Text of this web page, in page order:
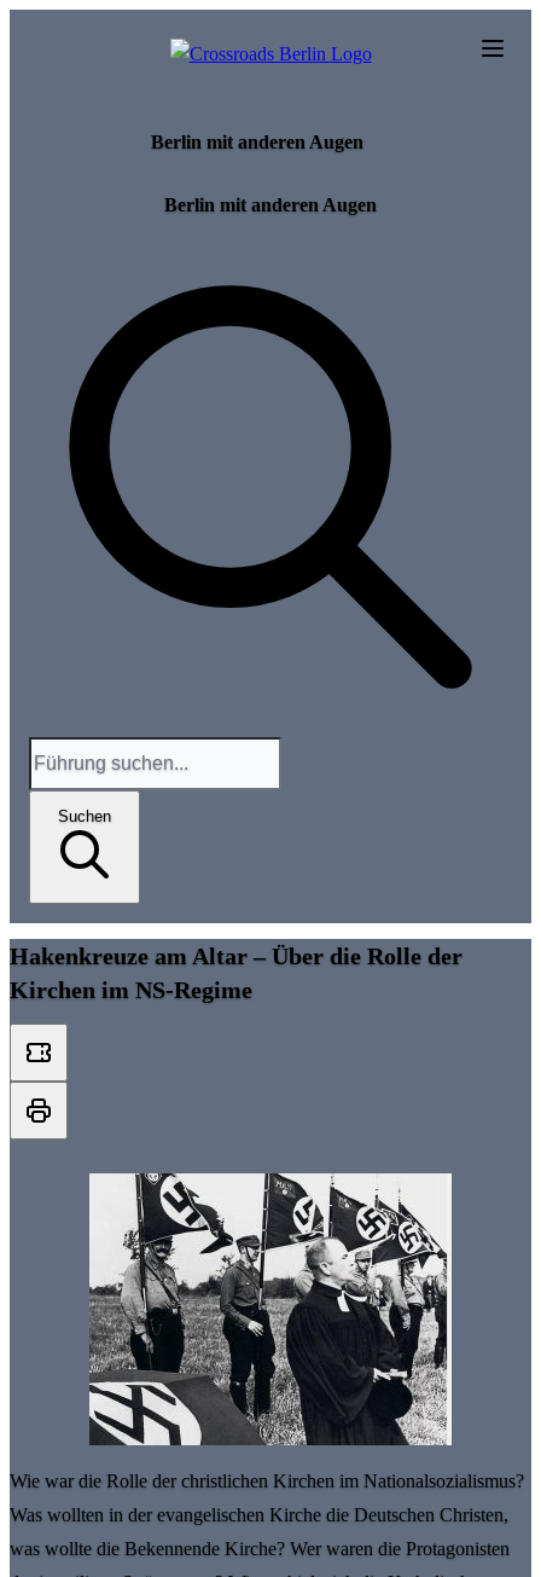
Berlin mit anderen Augen
Berlin mit anderen Augen
Suchen
Hakenkreuze am Altar – Über die Rolle der
Kirchen im NS-Regime
Wie war die Rolle der christlichen Kirchen im Nationalsozialismus?
Was wollten in der evangelischen Kirche die Deutschen Christen,
was wollte die Bekennende Kirche? Wer waren die Protagonisten